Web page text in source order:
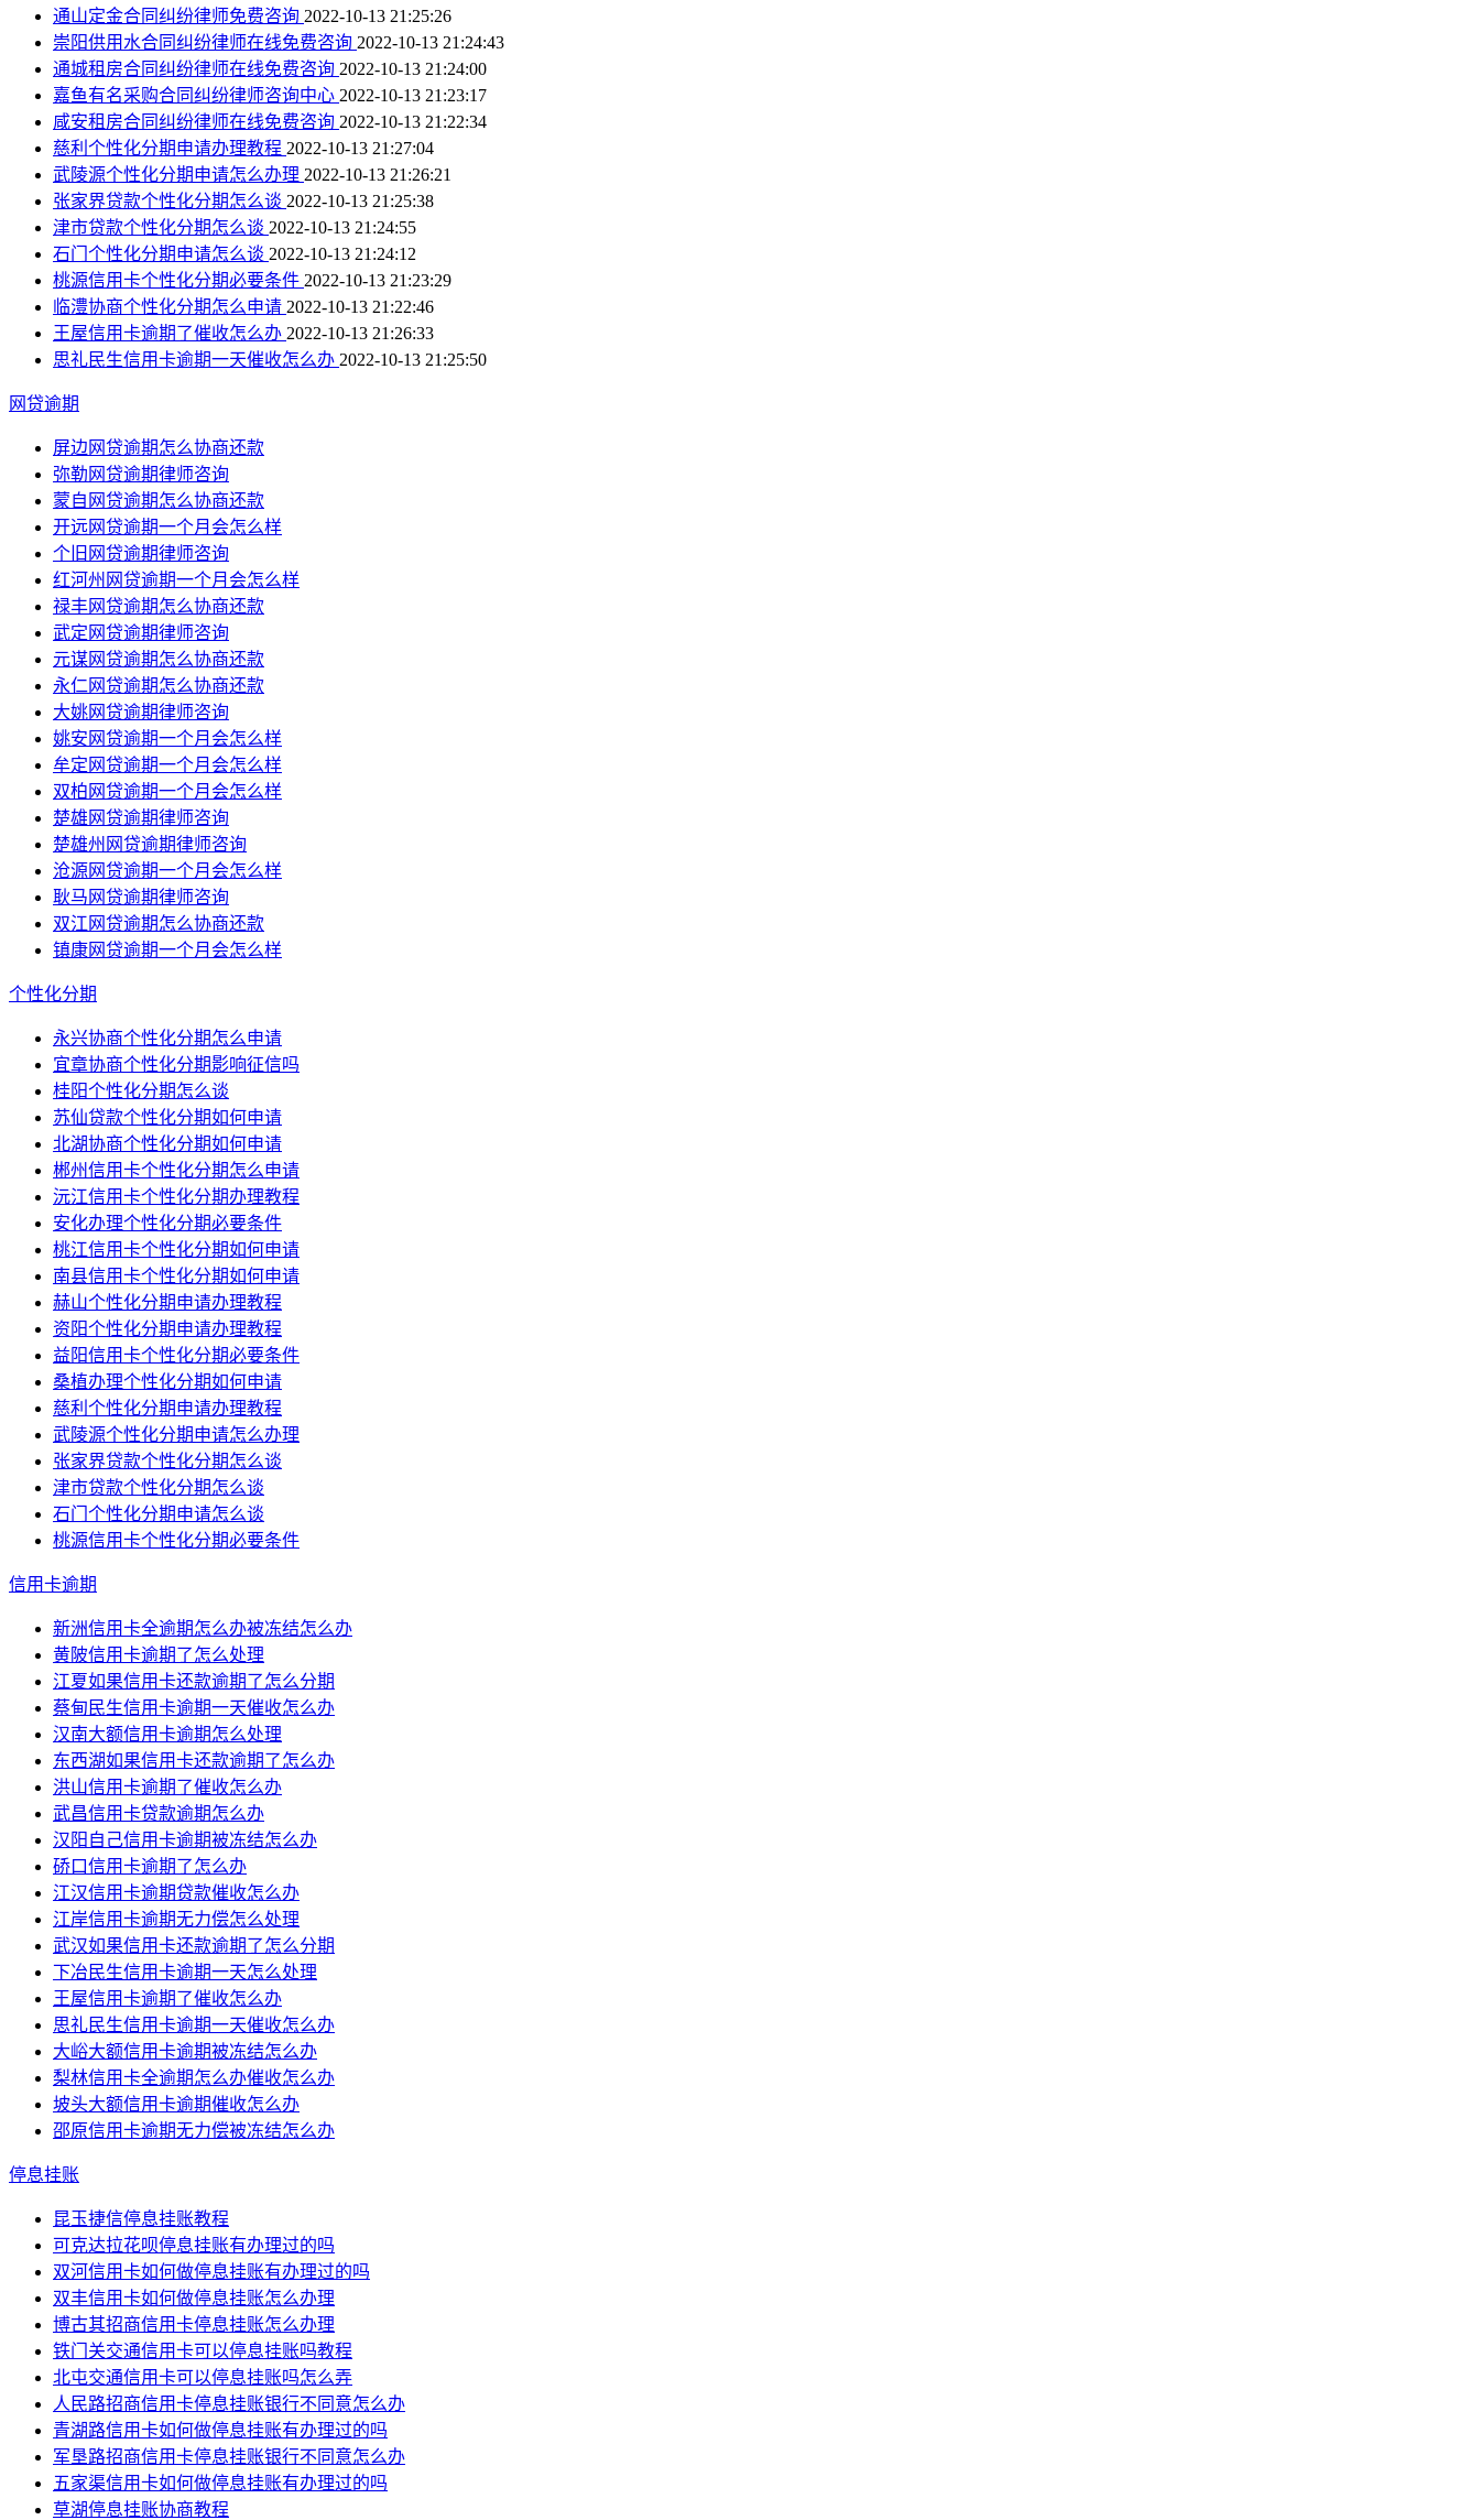
通山定金合同纠纷律师免费咨询 2022-10-13 21:25:26
崇阳供用水合同纠纷律师在线免费咨询 2022-10-13 21:24:43
通城租房合同纠纷律师在线免费咨询 2022-10-13 21:24:00
嘉鱼有名采购合同纠纷律师咨询中心 2022-10-13 21:23:17
咸安租房合同纠纷律师在线免费咨询 2022-10-13 21:22:34
慈利个性化分期申请办理教程 2022-10-13 21:27:04
武陵源个性化分期申请怎么办理 2022-10-13 21:26:21
张家界贷款个性化分期怎么谈 2022-10-13 21:25:38
津市贷款个性化分期怎么谈 2022-10-13 21:24:55
石门个性化分期申请怎么谈 2022-10-13 21:24:12
桃源信用卡个性化分期必要条件 2022-10-13 21:23:29
临澧协商个性化分期怎么申请 2022-10-13 21:22:46
王屋信用卡逾期了催收怎么办 2022-10-13 21:26:33
思礼民生信用卡逾期一天催收怎么办 2022-10-13 21:25:50
网贷逾期
屏边网贷逾期怎么协商还款
弥勒网贷逾期律师咨询
蒙自网贷逾期怎么协商还款
开远网贷逾期一个月会怎么样
个旧网贷逾期律师咨询
红河州网贷逾期一个月会怎么样
禄丰网贷逾期怎么协商还款
武定网贷逾期律师咨询
元谋网贷逾期怎么协商还款
永仁网贷逾期怎么协商还款
大姚网贷逾期律师咨询
姚安网贷逾期一个月会怎么样
牟定网贷逾期一个月会怎么样
双柏网贷逾期一个月会怎么样
楚雄网贷逾期律师咨询
楚雄州网贷逾期律师咨询
沧源网贷逾期一个月会怎么样
耿马网贷逾期律师咨询
双江网贷逾期怎么协商还款
镇康网贷逾期一个月会怎么样
个性化分期
永兴协商个性化分期怎么申请
宜章协商个性化分期影响征信吗
桂阳个性化分期怎么谈
苏仙贷款个性化分期如何申请
北湖协商个性化分期如何申请
郴州信用卡个性化分期怎么申请
沅江信用卡个性化分期办理教程
安化办理个性化分期必要条件
桃江信用卡个性化分期如何申请
南县信用卡个性化分期如何申请
赫山个性化分期申请办理教程
资阳个性化分期申请办理教程
益阳信用卡个性化分期必要条件
桑植办理个性化分期如何申请
慈利个性化分期申请办理教程
武陵源个性化分期申请怎么办理
张家界贷款个性化分期怎么谈
津市贷款个性化分期怎么谈
石门个性化分期申请怎么谈
桃源信用卡个性化分期必要条件
信用卡逾期
新洲信用卡全逾期怎么办被冻结怎么办
黄陂信用卡逾期了怎么处理
江夏如果信用卡还款逾期了怎么分期
蔡甸民生信用卡逾期一天催收怎么办
汉南大额信用卡逾期怎么处理
东西湖如果信用卡还款逾期了怎么办
洪山信用卡逾期了催收怎么办
武昌信用卡贷款逾期怎么办
汉阳自己信用卡逾期被冻结怎么办
硚口信用卡逾期了怎么办
江汉信用卡逾期贷款催收怎么办
江岸信用卡逾期无力偿怎么处理
武汉如果信用卡还款逾期了怎么分期
下冶民生信用卡逾期一天怎么处理
王屋信用卡逾期了催收怎么办
思礼民生信用卡逾期一天催收怎么办
大峪大额信用卡逾期被冻结怎么办
梨林信用卡全逾期怎么办催收怎么办
坡头大额信用卡逾期催收怎么办
邵原信用卡逾期无力偿被冻结怎么办
停息挂账
昆玉捷信停息挂账教程
可克达拉花呗停息挂账有办理过的吗
双河信用卡如何做停息挂账有办理过的吗
双丰信用卡如何做停息挂账怎么办理
博古其招商信用卡停息挂账怎么办理
铁门关交通信用卡可以停息挂账吗教程
北屯交通信用卡可以停息挂账吗怎么弄
人民路招商信用卡停息挂账银行不同意怎么办
青湖路信用卡如何做停息挂账有办理过的吗
军垦路招商信用卡停息挂账银行不同意怎么办
五家渠信用卡如何做停息挂账有办理过的吗
草湖停息挂账协商教程